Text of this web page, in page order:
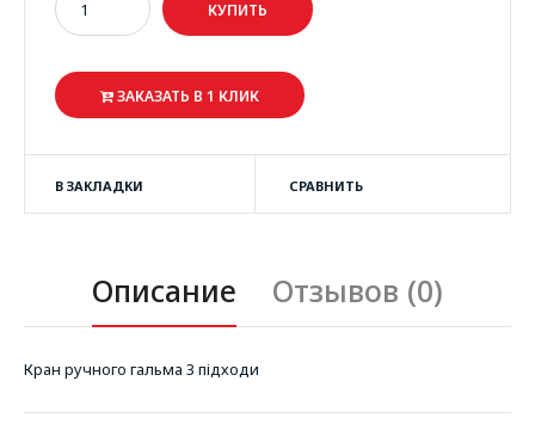
ЗАКАЗАТЬ В 1 КЛИК
В ЗАКЛАДКИ СРАВНИТЬ
Описание Отзывов (0)
Кран ручного гальма 3 підходи